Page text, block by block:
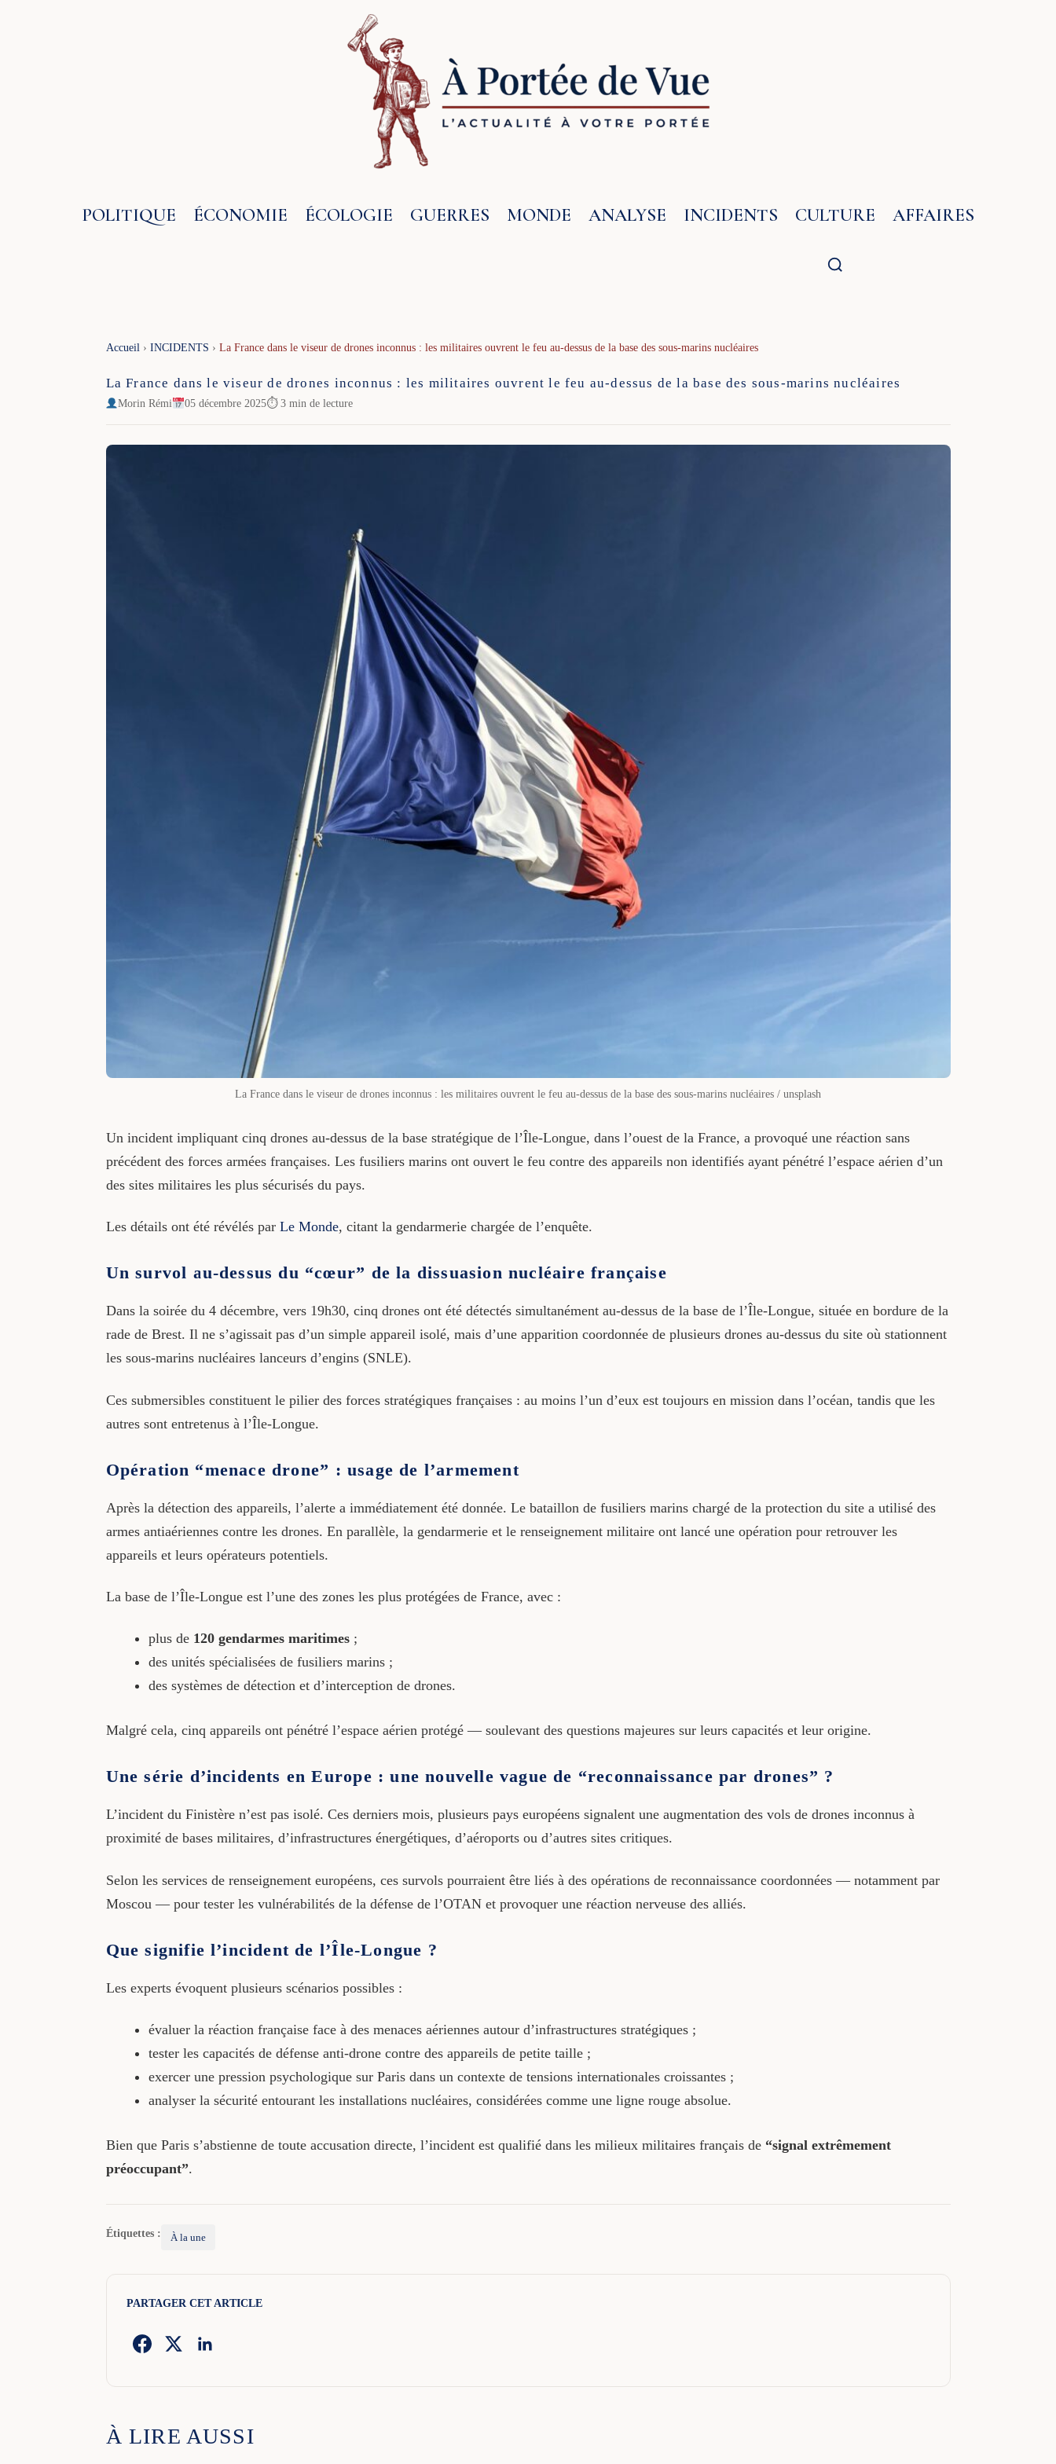
POLITIQUE ÉCONOMIE ÉCOLOGIE GUERRES MONDE ANALYSE INCIDENTS CULTURE AFFAIRES
Accueil › INCIDENTS › La France dans le viseur de drones inconnus : les militaires ouvrent le feu au-dessus de la base des sous-marins nucléaires
La France dans le viseur de drones inconnus : les militaires ouvrent le feu au-dessus de la base des sous-marins nucléaires
Morin Rémi 05 décembre 2025⏱ 3 min de lecture
La France dans le viseur de drones inconnus : les militaires ouvrent le feu au-dessus de la base des sous-marins nucléaires / unsplash
Un incident impliquant cinq drones au-dessus de la base stratégique de l’Île-Longue, dans l’ouest de la France, a provoqué une réaction sans
précédent des forces armées françaises. Les fusiliers marins ont ouvert le feu contre des appareils non identifiés ayant pénétré l’espace aérien d’un
des sites militaires les plus sécurisés du pays.
Les détails ont été révélés par Le Monde, citant la gendarmerie chargée de l’enquête.
Un survol au-dessus du “cœur” de la dissuasion nucléaire française
Dans la soirée du 4 décembre, vers 19h30, cinq drones ont été détectés simultanément au-dessus de la base de l’Île-Longue, située en bordure de la
rade de Brest. Il ne s’agissait pas d’un simple appareil isolé, mais d’une apparition coordonnée de plusieurs drones au-dessus du site où stationnent
les sous-marins nucléaires lanceurs d’engins (SNLE).
Ces submersibles constituent le pilier des forces stratégiques françaises : au moins l’un d’eux est toujours en mission dans l’océan, tandis que les
autres sont entretenus à l’Île-Longue.
Opération “menace drone” : usage de l’armement
Après la détection des appareils, l’alerte a immédiatement été donnée. Le bataillon de fusiliers marins chargé de la protection du site a utilisé des
armes antiaériennes contre les drones. En parallèle, la gendarmerie et le renseignement militaire ont lancé une opération pour retrouver les
appareils et leurs opérateurs potentiels.
La base de l’Île-Longue est l’une des zones les plus protégées de France, avec :
plus de 120 gendarmes maritimes;
des unités spécialisées de fusiliers marins ;
des systèmes de détection et d’interception de drones.
Malgré cela, cinq appareils ont pénétré l’espace aérien protégé — soulevant des questions majeures sur leurs capacités et leur origine.
Une série d’incidents en Europe : une nouvelle vague de “reconnaissance par drones” ?
L’incident du Finistère n’est pas isolé. Ces derniers mois, plusieurs pays européens signalent une augmentation des vols de drones inconnus à
proximité de bases militaires, d’infrastructures énergétiques, d’aéroports ou d’autres sites critiques.
Selon les services de renseignement européens, ces survols pourraient être liés à des opérations de reconnaissance coordonnées — notamment par
Moscou — pour tester les vulnérabilités de la défense de l’OTAN et provoquer une réaction nerveuse des alliés.
Que signifie l’incident de l’Île-Longue ?
Les experts évoquent plusieurs scénarios possibles :
évaluer la réaction française face à des menaces aériennes autour d’infrastructures stratégiques ;
tester les capacités de défense anti-drone contre des appareils de petite taille ;
exercer une pression psychologique sur Paris dans un contexte de tensions internationales croissantes ;
analyser la sécurité entourant les installations nucléaires, considérées comme une ligne rouge absolue.
Bien que Paris s’abstienne de toute accusation directe, l’incident est qualifié dans les milieux militaires français de “signal extrêmement
préoccupant”.
Étiquettes : À la une
PARTAGER CET ARTICLE
À LIRE AUSSI